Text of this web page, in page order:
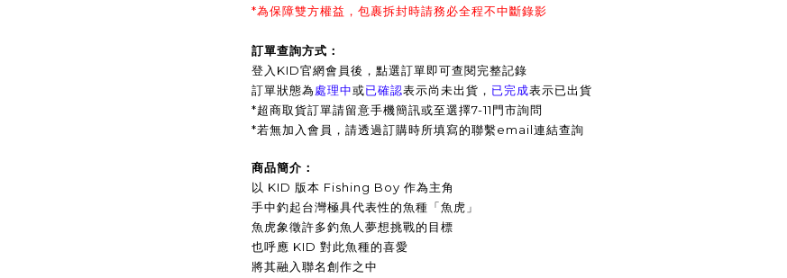
*為保障雙方權益，包裹拆封時請務必全程不中斷錄影
訂單查詢方式：
登入KID官網會員後，點選訂單即可查閱完整記錄
訂單狀態為處理中或已確認表示尚未出貨， 已完成表示已出貨
*超商取貨訂單請留意手機簡訊或至選擇7-11門市詢問
*若無加入會員，請透過訂購時所填寫的聯繫email連結查詢
商品簡介：
以 KID 版本 Fishing Boy 作為主角
手中釣起台灣極具代表性的魚種「魚虎」
魚虎象徵許多釣魚人夢想挑戰的目標
也呼應 KID 對此魚種的喜愛
將其融入聯名創作之中